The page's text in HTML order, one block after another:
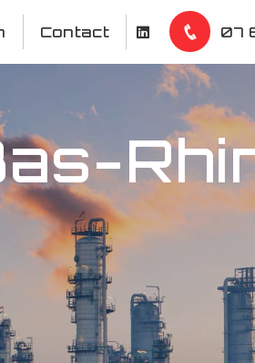
Contact 07